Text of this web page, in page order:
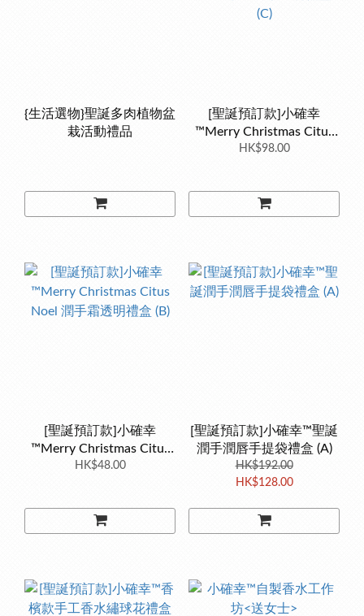
{生活選物}聖誕多肉植物盆
栽活動禮品
[聖誕預訂款]小確幸
™Merry Christmas Citus
Noel 手工香水透明禮盒
HK$98.00
[聖誕預訂款]小確幸
™Merry Christmas Citus
HK$48.00
[聖誕預訂款]小確幸™聖誕
潤手潤唇手提袋禮盒 (A)
HK$192.00
HK$128.00